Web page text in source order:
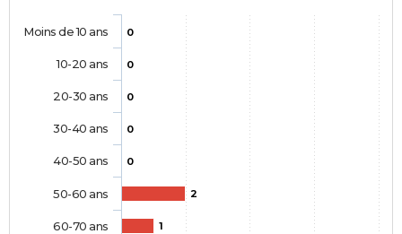
0
0
0
0
0
2
1
Moins de 10 ans
10-20 ans
20-30 ans
30-40 ans
40-50 ans
50-60 ans
60-70 ans